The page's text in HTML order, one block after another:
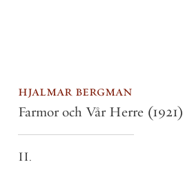
hjalmar bergman
Farmor och Vår Herre (1921)
II.